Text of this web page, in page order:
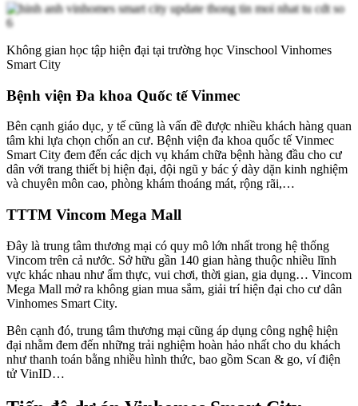
Không gian học tập hiện đại tại trường học Vinschool Vinhomes
Smart City
Bệnh viện Đa khoa Quốc tế Vinmec
Bên cạnh giáo dục, y tế cũng là vấn đề được nhiều khách hàng quan
tâm khi lựa chọn chốn an cư. Bệnh viện đa khoa quốc tế Vinmec
Smart City đem đến các dịch vụ khám chữa bệnh hàng đầu cho cư
dân với trang thiết bị hiện đại, đội ngũ y bác ý dày dặn kinh nghiệm
và chuyên môn cao, phòng khám thoáng mát, rộng rãi,…
TTTM Vincom Mega Mall
Đây là trung tâm thương mại có quy mô lớn nhất trong hệ thống
Vincom trên cả nước. Sở hữu gần 140 gian hàng thuộc nhiều lĩnh
vực khác nhau như ẩm thực, vui chơi, thời gian, gia dụng… Vincom
Mega Mall mở ra không gian mua sắm, giải trí hiện đại cho cư dân
Vinhomes Smart City.
Bên cạnh đó, trung tâm thương mại cũng áp dụng công nghệ hiện
đại nhằm đem đến những trải nghiệm hoàn hảo nhất cho du khách
như thanh toán bằng nhiều hình thức, bao gồm Scan & go, ví điện
tử VinID…